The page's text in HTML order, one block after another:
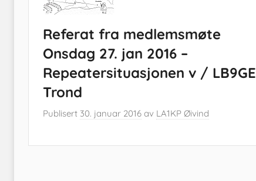
Referat fra medlemsmøte
Onsdag 27. jan 2016 –
Repeatersituasjonen v / LB9GE
Trond
Publisert 30. januar 2016 av LA1KP Øivind